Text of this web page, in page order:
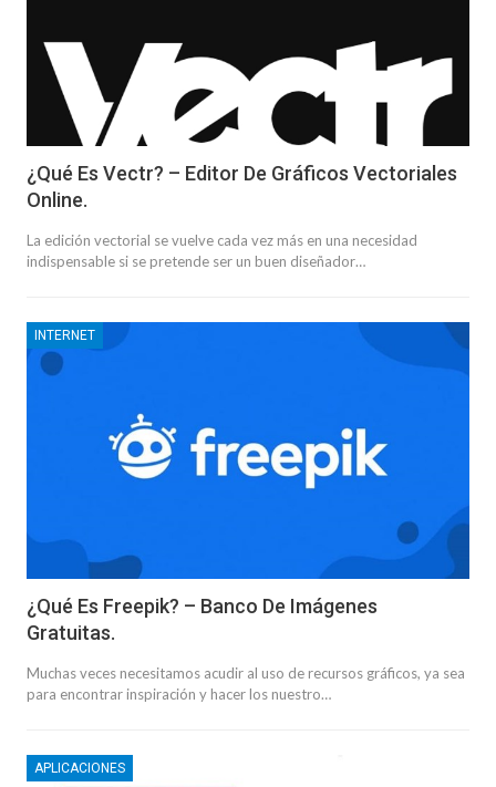
¿Qué Es Vectr? – Editor De Gráficos Vectoriales
Online.
La edición vectorial se vuelve cada vez más en una necesidad
indispensable si se pretende ser un buen diseñador…
INTERNET
¿Qué Es Freepik? – Banco De Imágenes
Gratuitas.
Muchas veces necesitamos acudir al uso de recursos gráficos, ya sea
para encontrar inspiración y hacer los nuestro…
APLICACIONES